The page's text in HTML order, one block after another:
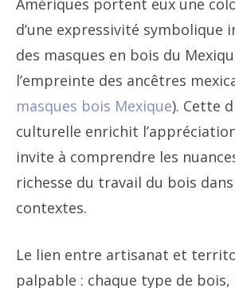
Amériques portent eux une
d’une expressivité symbolique
des masques en bois du
l’empreinte des ancêtres
masques bois Mexique). Cette
culturelle enrichit
invite à comprendre les
richesse du travail du bois
contextes.
Le lien entre artisanat et
palpable : chaque type de bois,